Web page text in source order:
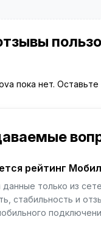
пока нет. Оставьте
рейтинг
только из
стабильность и